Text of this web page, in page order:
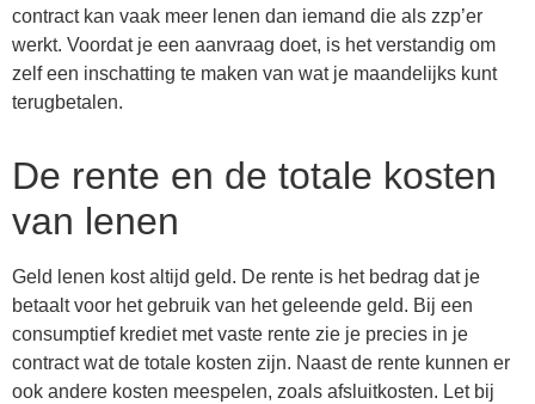
contract kan vaak meer lenen dan iemand die als zzp’er
werkt. Voordat je een aanvraag doet, is het verstandig om
zelf een inschatting te maken van wat je maandelijks kunt
terugbetalen.
De rente en de totale kosten
van lenen
Geld lenen kost altijd geld. De rente is het bedrag dat je
betaalt voor het gebruik van het geleende geld. Bij een
consumptief krediet met vaste rente zie je precies in je
contract wat de totale kosten zijn. Naast de rente kunnen er
ook andere kosten meespelen, zoals afsluitkosten. Let bij